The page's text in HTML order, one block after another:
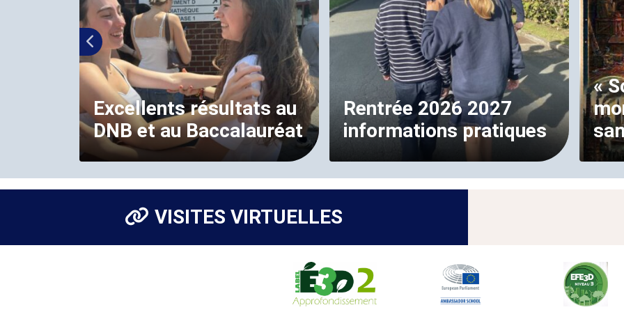
Excellents résultats au
DNB et au Baccalauréat
Rentrée 2026 2027
informations pratiques
«
VISITES VIRTUELLES